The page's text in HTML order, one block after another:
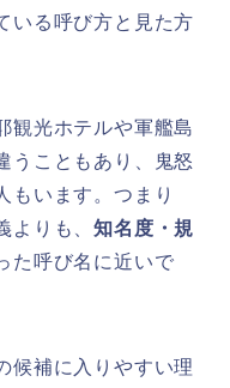
いる呼び方と見た方
観光ホテルや軍艦島
うこともあり、鬼怒
もいます。つまり
よりも、知名度・規
た呼び名に近いで
候補に入りやすい理